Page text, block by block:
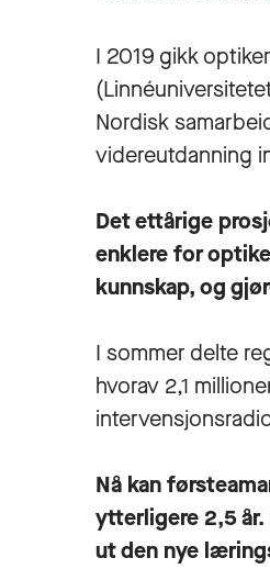
I 2019 gikk
Nordisk
videreutdanning
Det ettårige
enklere for
kunnskap, og
I sommer delte
hvorav 2,1
Nå kan
ytterligere 2,5
ut den nye